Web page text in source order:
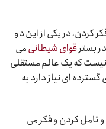
کردن، در یکی از این دو
بسترقوای شیطانیمی
نیست که یک عالم مستقلی
ای نیاز دارد به
تامل کردن و فکر می